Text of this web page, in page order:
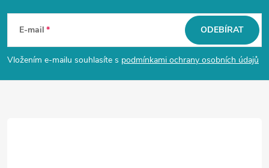
p
a
E-mail
Vložením e-mailu souhlasíte s podmínkami ochrany osobních údajů
ODEBÍRAT